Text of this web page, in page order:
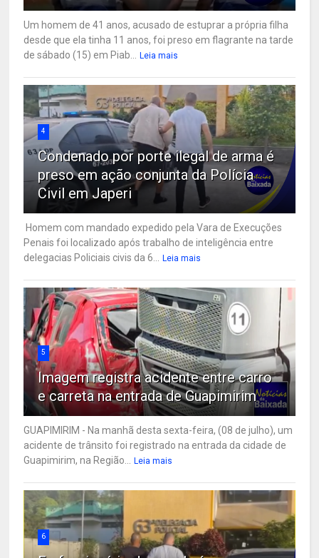
Um homem de 41 anos, acusado de estuprar a própria filha
desde que ela tinha 11 anos, foi preso em flagrante na tarde
de sábado (15) em Piab...
Leia mais
4
Condenado por porte ilegal de arma é
preso em ação conjunta da Polícia
Civil em Japeri
Homem com mandado expedido pela Vara de Execuções
Penais foi localizado após trabalho de inteligência entre
delegacias Policiais civis da 6...
Leia mais
5
Imagem registra acidente entre carro
e carreta na entrada de Guapimirim
GUAPIMIRIM - Na manhã desta sexta-feira, (08 de julho), um
acidente de trânsito foi registrado na entrada da cidade de
Guapimirim, na Região...
Leia mais
6